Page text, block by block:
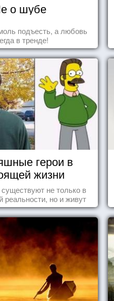
о шубе
подъесть, а любовь
в тренде!
герои в
жизни
не только в
реальности, но и живут
нас с вами.